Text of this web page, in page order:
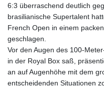
6:3 überraschend deutlich
brasilianische Supertalent
French Open in einem
geschlagen.
Vor den Augen des 100-
in der Royal Box saß,
an auf Augenhöhe mit dem
entscheidenden Situationen